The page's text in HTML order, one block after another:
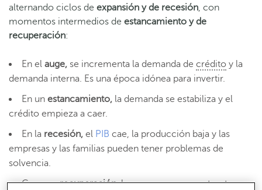
alternando ciclos de expansión yde recesión, con
momentos intermedios de estancamiento yde
recuperación:
En el auge, se incrementa la demanda de crédito y la
demanda interna. Es una época idónea para invertir.
En un estancamiento, la demanda se estabiliza y el
crédito empieza a caer.
En la recesión, el PIB cae, la producción baja y las
empresas y las familias pueden tener problemas de
solvencia.
Con unarecuperación,las empresas se reestructuran y